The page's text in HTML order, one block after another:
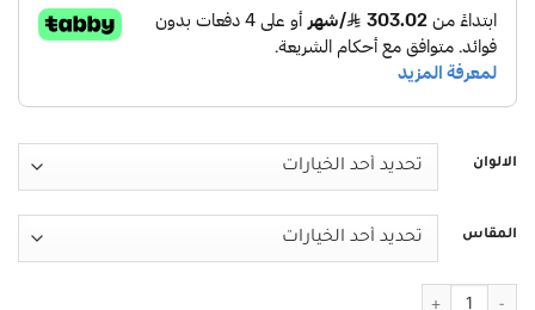
الالوان
المقاس